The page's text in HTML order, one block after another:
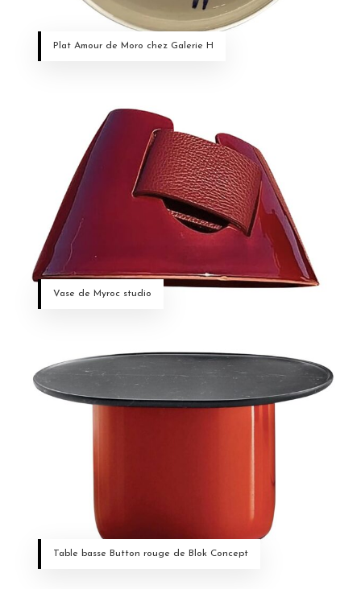
Plat Amour de Moro chez Galerie H
Vase de Myroc studio
Table basse Button rouge de Blok Concept